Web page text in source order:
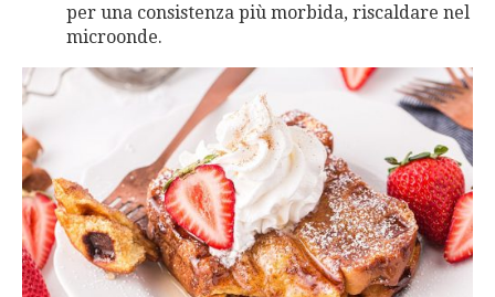
per una consistenza più morbida, riscaldare nel
microonde.